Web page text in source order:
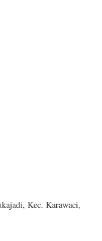
Kec. Karawaci,